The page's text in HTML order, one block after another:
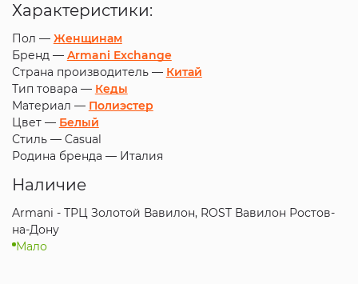
Характеристики:
Пол — Женщинам
Бренд — Armani Exchange
Страна производитель — Китай
Тип товара — Кеды
Материал — Полиэстер
Цвет — Белый
Стиль — Casual
Родина бренда — Италия
Наличие
Armani - ТРЦ Золотой Вавилон, ROST Вавилон Ростов-
на-Дону
Мало